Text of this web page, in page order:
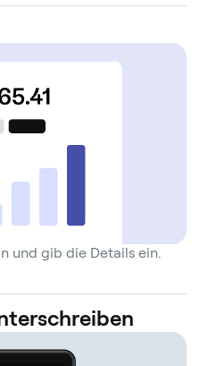
und gib die Details ein.